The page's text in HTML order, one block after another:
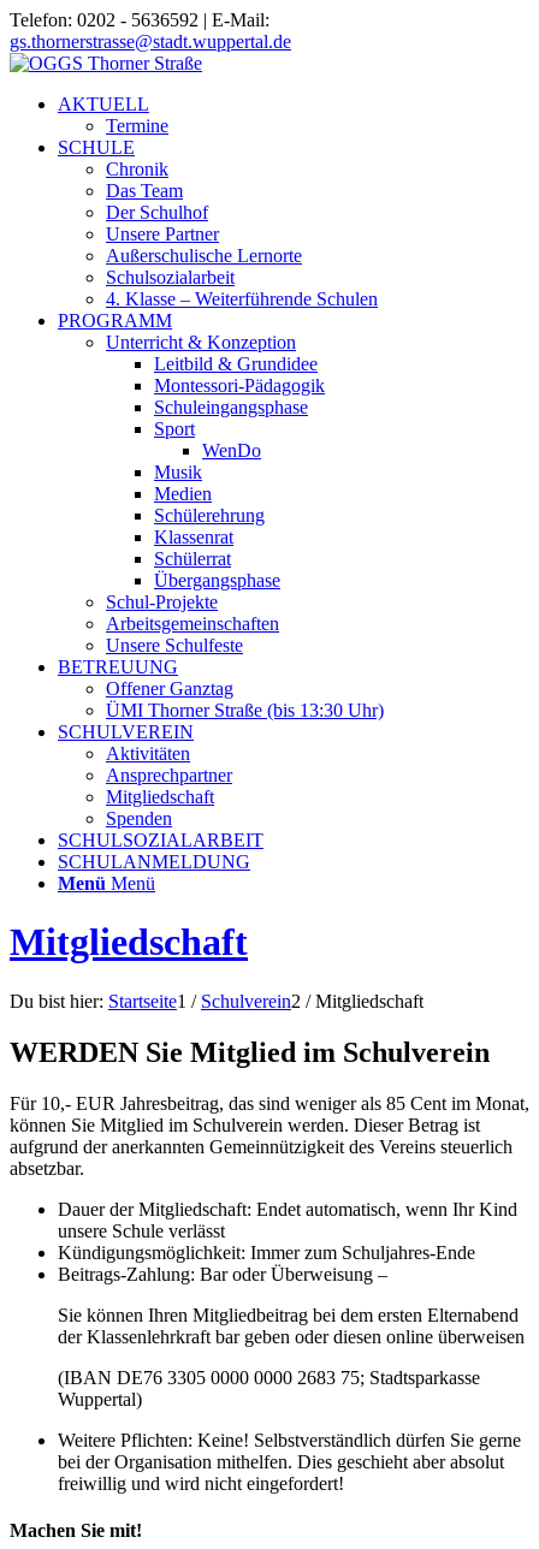
Telefon: 0202 - 5636592 | E-Mail:
gs.thornerstrasse@stadt.wuppertal.de
AKTUELL
Termine
SCHULE
Chronik
Das Team
Der Schulhof
Unsere Partner
Außerschulische Lernorte
Schulsozialarbeit
4. Klasse – Weiterführende Schulen
PROGRAMM
Unterricht & Konzeption
Leitbild & Grundidee
Montessori-Pädagogik
Schuleingangsphase
Sport
WenDo
Musik
Medien
Schülerehrung
Klassenrat
Schülerrat
Übergangsphase
Schul-Projekte
Arbeitsgemeinschaften
Unsere Schulfeste
BETREUUNG
Offener Ganztag
ÜMI Thorner Straße (bis 13:30 Uhr)
SCHULVEREIN
Aktivitäten
Ansprechpartner
Mitgliedschaft
Spenden
SCHULSOZIALARBEIT
SCHULANMELDUNG
Menü Menü
Mitgliedschaft
Du bist hier: Startseite1 / Schulverein2 / Mitgliedschaft
WERDEN Sie Mitglied im Schulverein
Für 10,- EUR Jahresbeitrag, das sind weniger als 85 Cent im Monat,
können Sie Mitglied im Schulverein werden. Dieser Betrag ist
aufgrund der anerkannten Gemeinnützigkeit des Vereins steuerlich
absetzbar.
Dauer der Mitgliedschaft: Endet automatisch, wenn Ihr Kind
unsere Schule verlässt
Kündigungsmöglichkeit: Immer zum Schuljahres-Ende
Beitrags-Zahlung: Bar oder Überweisung –
Sie können Ihren Mitgliedbeitrag bei dem ersten Elternabend
der Klassenlehrkraft bar geben oder diesen online überweisen
(IBAN DE76 3305 0000 0000 2683 75; Stadtsparkasse
Wuppertal)
Weitere Pflichten: Keine! Selbstverständlich dürfen Sie gerne
bei der Organisation mithelfen. Dies geschieht aber absolut
freiwillig und wird nicht eingefordert!
Machen Sie mit!